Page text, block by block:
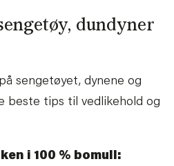
dundyner
sengetøyet, dynene og
beste tips til vedlikehold og
i 100 % bomull: